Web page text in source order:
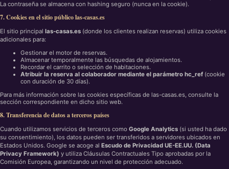
La contraseña se almacena con hashing seguro (nunca en la cookie).
7. Cookies en el sitio público las-casas.es
El sitio principal las-casas.es (donde los clientes realizan reservas) utiliza cookies
adicionales para:
Gestionar el motor de reservas.
Almacenar temporalmente las búsquedas de alojamientos.
Recordar el carrito o selección de habitaciones.
Atribuir la reserva al colaborador mediante el parámetro hc_ref(cookie
con duración de 30 días).
Para más información sobre las cookies específicas de las-casas.es, consulte la
sección correspondiente en dicho sitio web.
8. Transferencia de datos a terceros países
Cuando utilizamos servicios de terceros como Google Analytics (si usted ha dado
su consentimiento), los datos pueden ser transferidos a servidores ubicados en
Estados Unidos. Google se acoge al Escudo de Privacidad UE-EE.UU. (Data
Privacy Framework) y utiliza Cláusulas Contractuales Tipo aprobadas por la
Comisión Europea, garantizando un nivel de protección adecuado.